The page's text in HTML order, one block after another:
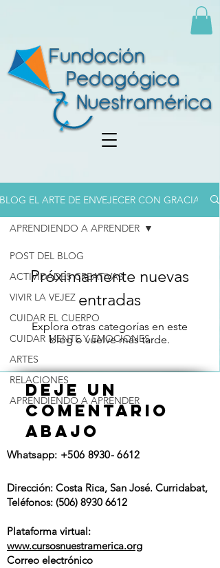
BLOG EL ARTE DE ENVEJECER CON GRACIA
POST DEL BLOG
ACTIVIDADES CREATIVAS
VIVIR LA VEJEZ
CUIDAR EL CUERPO
CUIDAR MENTE Y EMOCIONES
ARTES
RELACIONES
APRENDIENDO A APRENDER
APRENDIENDO A APRENDER
Próximamente nuevas
entradas
Explora otras categorías en este
blog o vuelve más tarde.
deje un
comentario
ABAJO
Whatsapp: +506 8930- 6612
Dirección: Costa Rica, San José. Curridabat,
Teléfonos: (506) 8930 6612
Plataforma virtual:
www.cursosnuestramerica.org
Correo electrónico